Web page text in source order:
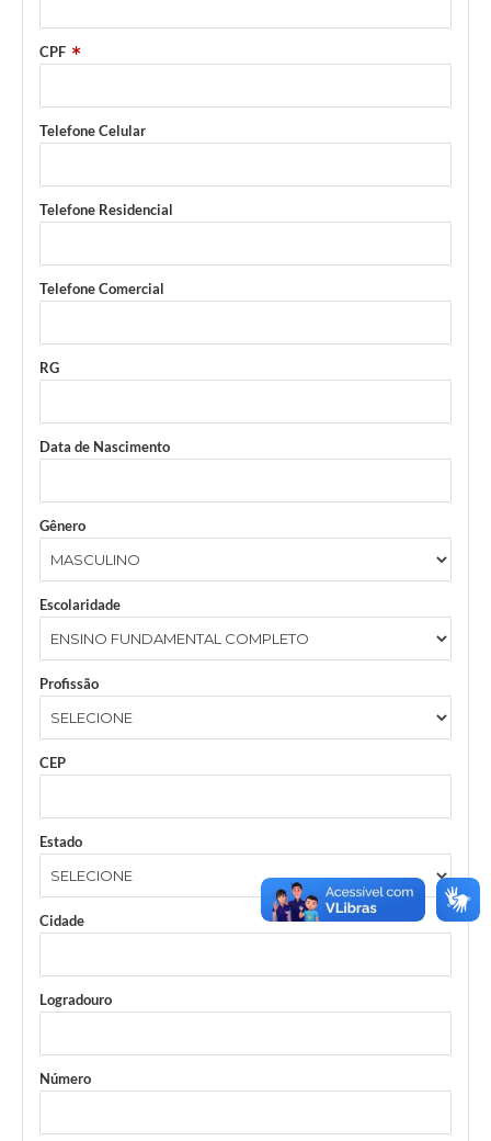
CPF
Telefone Celular
Telefone Residencial
Telefone Comercial
RG
Data de Nascimento
Gênero
Escolaridade
Profissão
CEP
Estado
Cidade
Logradouro
Número